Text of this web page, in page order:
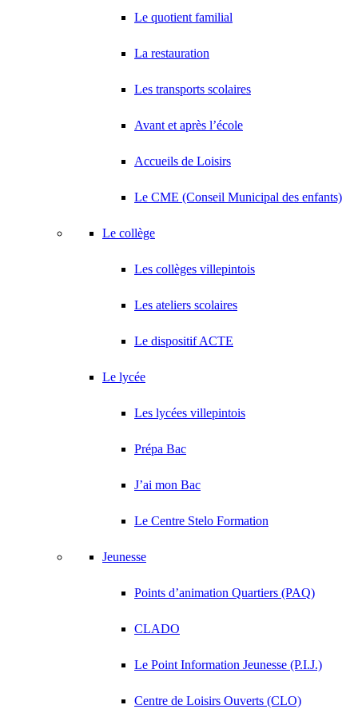
Le quotient familial
La restauration
Les transports scolaires
Avant et après l’école
Accueils de Loisirs
Le CME (Conseil Municipal des enfants)
Le collège
Les collèges villepintois
Les ateliers scolaires
Le dispositif ACTE
Le lycée
Les lycées villepintois
Prépa Bac
J’ai mon Bac
Le Centre Stelo Formation
Jeunesse
Points d’animation Quartiers (PAQ)
CLADO
Le Point Information Jeunesse (P.I.J.)
Centre de Loisirs Ouverts (CLO)